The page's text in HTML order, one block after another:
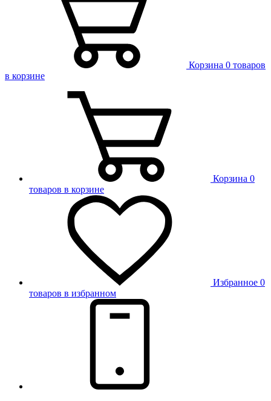
Корзина 0 товаров
в корзине
Корзина 0
товаров в корзине
Избранное 0
товаров в избранном